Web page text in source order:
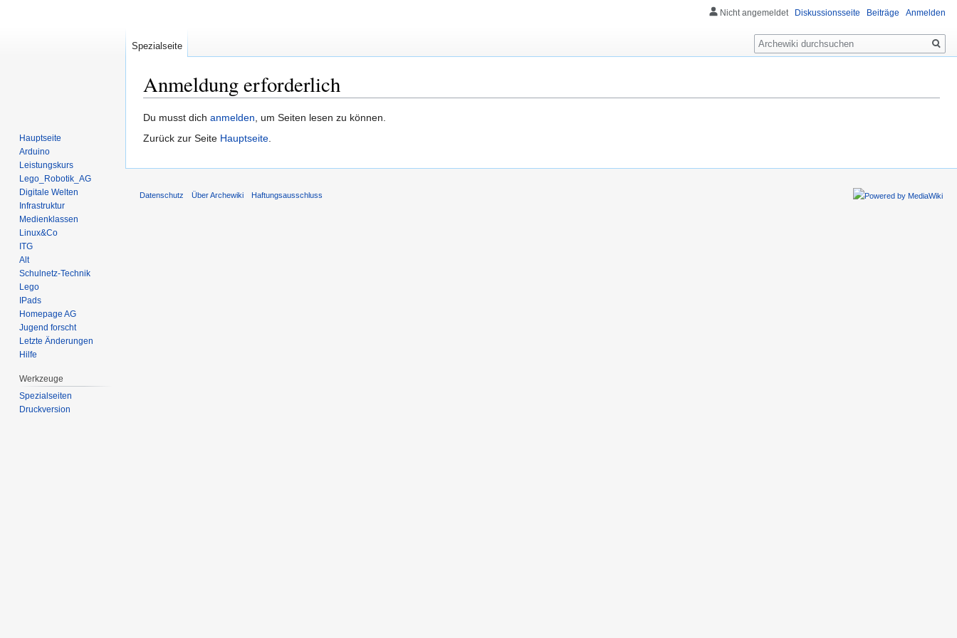
Anmeldung erforderlich
Zur
Navigation
Zur
Suche
Du musst dich anmelden, um Seiten lesen zu können.
Zurück zur Seite Hauptseite.
Nicht angemeldet Diskussionsseite Beiträge Anmelden
Spezialseite
Suche
Hauptseite
Arduino
Leistungskurs
Lego_Robotik_AG
Digitale Welten
Infrastruktur
Medienklassen
Linux&Co
ITG
Alt
Schulnetz-Technik
Lego
IPads
Homepage AG
Jugend forscht
Letzte Änderungen
Hilfe
Werkzeuge
Spezialseiten
Druckversion
Datenschutz Über Archewiki Haftungsausschluss